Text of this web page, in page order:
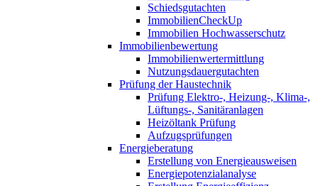
Schiedsgutachten
ImmobilienCheckUp
Immobilien Hochwasserschutz
Immobilienbewertung
Immobilienwertermittlung
Nutzungsdauergutachten
Prüfung der Haustechnik
Prüfung Elektro-, Heizung-, Klima-,
Lüftungs-, Sanitäranlagen
Heizöltank Prüfung
Aufzugsprüfungen
Energieberatung
Erstellung von Energieausweisen
Energiepotenzialanalyse